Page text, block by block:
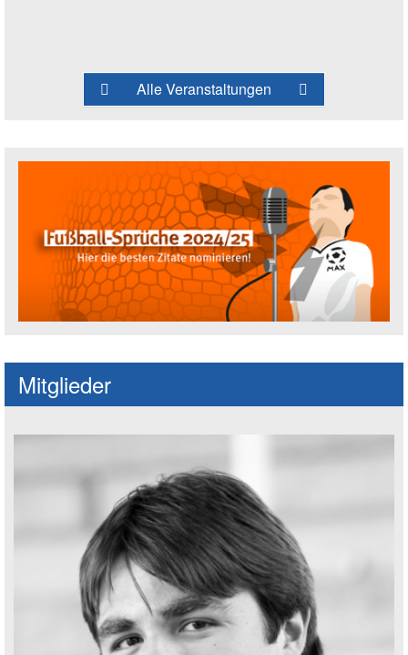
Alle Veranstaltungen
Fußballspruch des Jahres: Spruch
Mitglieder